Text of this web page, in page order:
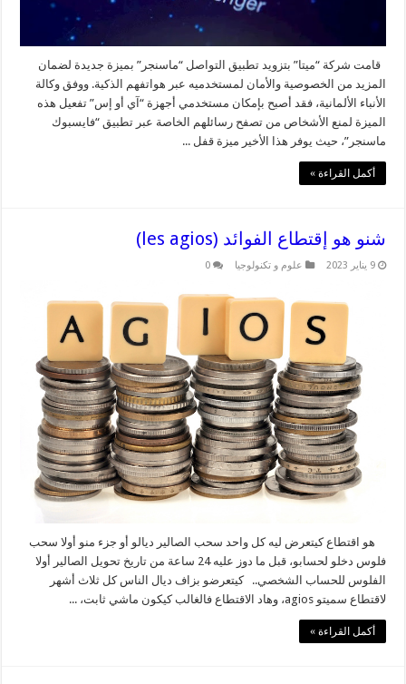
قامت شركة “ميتا” بتزويد تطبيق التواصل “ماسنجر” بميزة جديدة لضمان
المزيد من الخصوصية والأمان لمستخدميه عبر هواتفهم الذكية. ووفق وكالة
الأنباء الألمانية، فقد أصبح بإمكان مستخدمي أجهزة “آي أو إس” تفعيل هذه
الميزة لمنع الأشخاص من تصفح رسائلهم الخاصة عبر تطبيق “فايسبوك
ماسنجر”، حيث يوفر هذا الأخير ميزة قفل ...
أكمل القراءة »
شنو هو إقتطاع الفوائد (les agios)
9 يناير 2023 علوم و تكنولوجيا 0
هو اقتطاع كيتعرض ليه كل واحد سحب الصالير ديالو أو جزء منو أولا سحب
فلوس دخلو لحسابو، قبل ما دوز عليه 24 ساعة من تاريخ تحويل الصالير أولا
الفلوس للحساب الشخصي.. كيتعرضو بزاف ديال الناس كل ثلاث أشهر
لاقتطاع سميتو agios، وهاد الاقتطاع فالغالب كيكون ماشي ثابت، ...
أكمل القراءة »